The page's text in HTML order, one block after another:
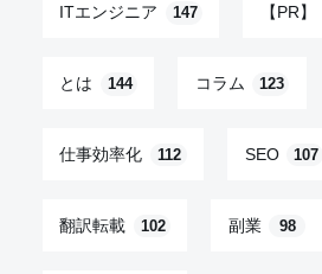
ITエンジニア 147 【PR】
とは 144 コラム 123
仕事効率化 112 SEO 107
翻訳転載 102 副業 98